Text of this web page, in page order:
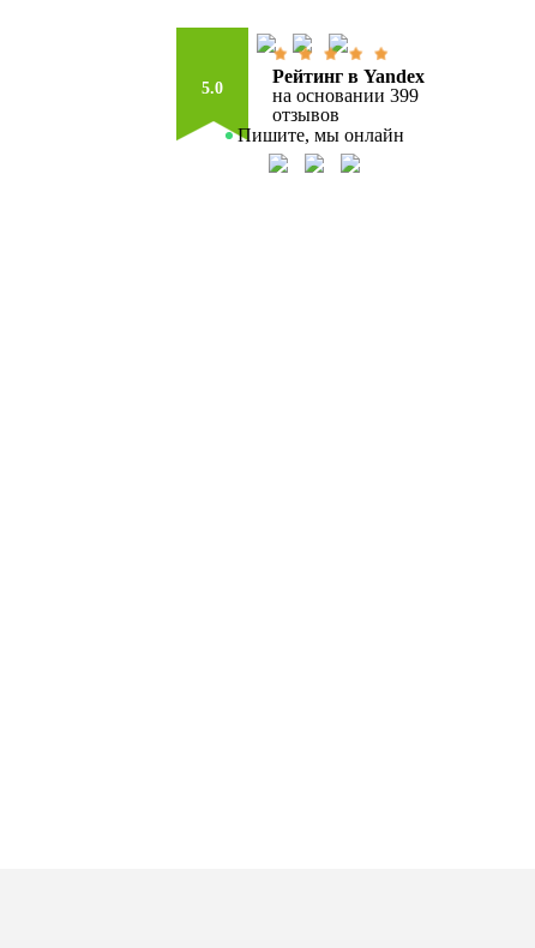
5.0
Рейтинг в Yandex
на основании 399
отзывов
Пишите, мы онлайн